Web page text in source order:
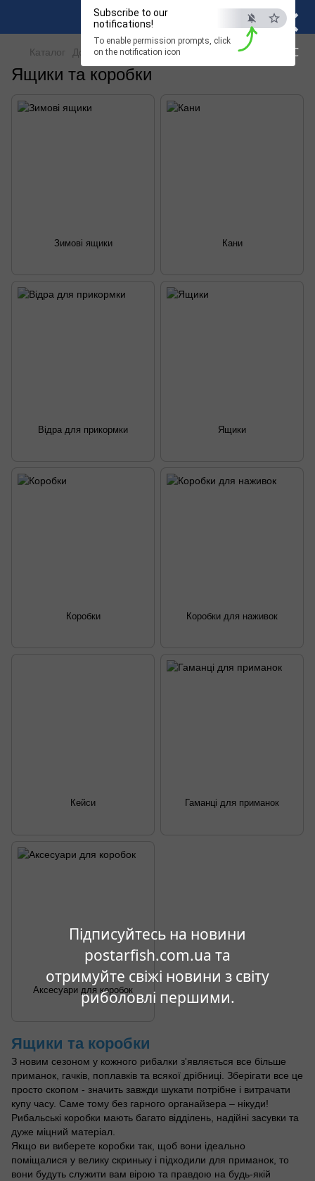
×
ESC
Підписуйтесь на новини
postarfish.com.ua та
отримуйте свіжі новини з світу
риболовлі першими.
Subscribe to our
notifications!
To enable permission prompts, click
on the notification icon
Каталог Допоміжна снасть Ящики та коробки
Ящики та коробки
Ящики та коробки
З новим сезоном у кожного рибалки з'являється все більше
приманок, гачків, поплавків та всякої дрібниці. Зберігати все це
просто скопом - значить завжди шукати потрібне і витрачати
купу часу. Саме тому без гарного органайзера – нікуди!
Рибальські коробки мають багато відділень, надійні засувки та
дуже міцний матеріал.
Якщо ви виберете коробки так, щоб вони ідеально
поміщалися у велику скриньку і підходили для приманок, то
вони будуть служити вам вірою та правдою на будь-якій
Зимові ящики Кани
Відра для прикормки Ящики
Коробки Коробки для наживок
Кейси Гаманці для приманок
Аксесуари для коробок